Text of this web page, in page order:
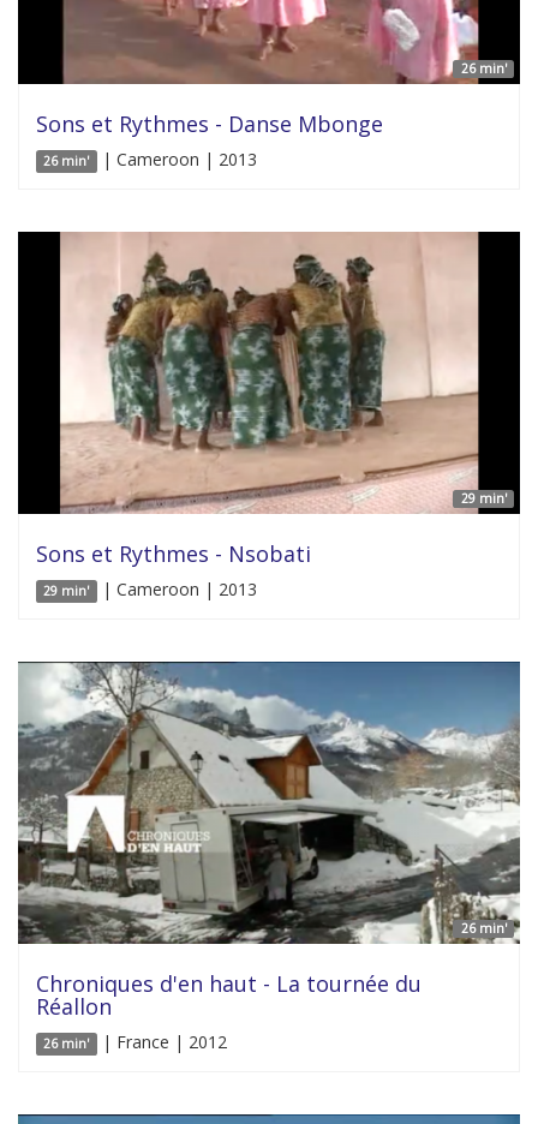
26 min'
Sons et Rythmes - Danse Mbonge
26 min' | Cameroon | 2013
29 min'
Sons et Rythmes - Nsobati
29 min' | Cameroon | 2013
26 min'
Chroniques d'en haut - La tournée du
Réallon
26 min' | France | 2012